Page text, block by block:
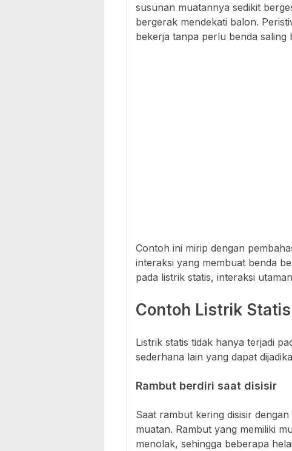
susunan muatannya sedikit
bergerak mendekati balon.
bekerja tanpa perlu benda saling
Contoh ini mirip dengan
interaksi yang membuat benda
pada listrik statis, interaksi
Contoh Listrik
Listrik statis tidak hanya terjadi
sederhana lain yang dapat
Rambut berdiri saat disisir
Saat rambut kering disisir
muatan. Rambut yang memiliki
menolak, sehingga beberapa